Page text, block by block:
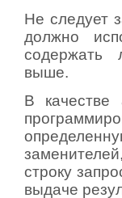
Не следует
должно
содержать
выше.
В качестве
строку
выдаче